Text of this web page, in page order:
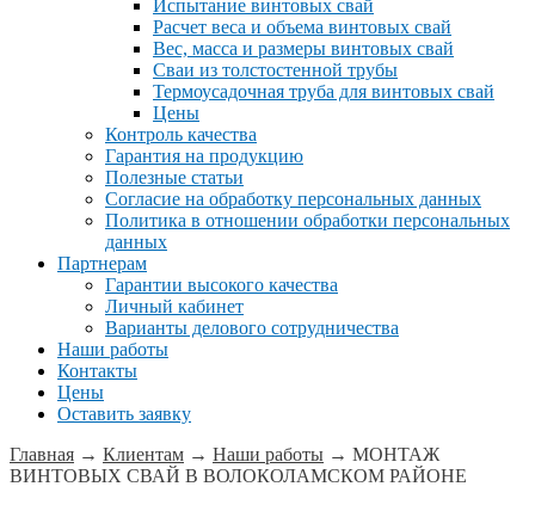
Испытание винтовых свай
Расчет веса и объема винтовых свай
Вес, масса и размеры винтовых свай
Сваи из толстостенной трубы
Термоусадочная труба для винтовых свай
Цены
Контроль качества
Гарантия на продукцию
Полезные статьи
Согласие на обработку персональных данных
Политика в отношении обработки персональных
данных
Партнерам
Гарантии высокого качества
Личный кабинет
Варианты делового сотрудничества
Наши работы
Контакты
Цены
Оставить заявку
Главная → Клиентам → Наши работы → МОНТАЖ
ВИНТОВЫХ СВАЙ В ВОЛОКОЛАМСКОМ РАЙОНЕ